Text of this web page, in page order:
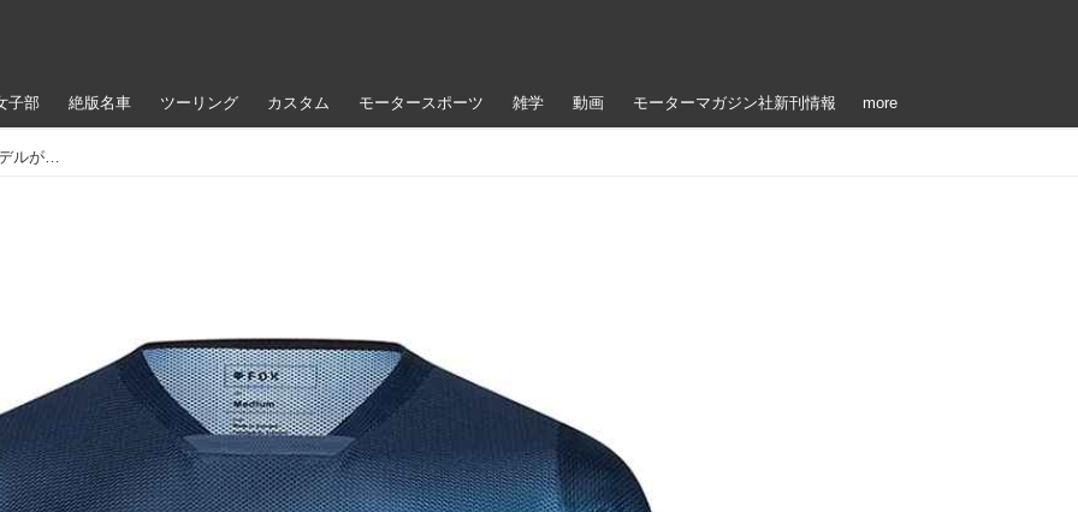
子部 絶版名車 ツーリング カスタム モータースポーツ 雑学 動画 モーターマガジン社新刊情報 more
FOXのハイコスパモデル、180に通気性のいいエアモデルがリリース